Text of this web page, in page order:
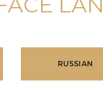
Вам
RUSSIAN